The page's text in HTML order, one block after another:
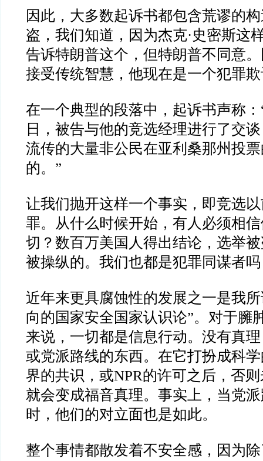
因此，大多数起诉书都包含荒谬的
盗，我们知道，因为杰克·史密斯这
告诉特朗普这个，但特朗普不同意
接受传统智慧，他现在是一个犯罪
在一个典型的段落中，起诉书声称：
日，被告与他的竞选经理进行了交
流传的大量非公民在亚利桑那州投
的。 ”
让我们抛开这样一个事实，即竞选
罪。从什么时候开始，有人必须相
切？数百万美国人得出结论，选举
被操纵的。我们也都是犯罪同谋者
近年来更具腐蚀性的发展之一是我
向的国家安全国家认识论”。对于臃
来说，一切都是信息行动。没有真
或党派路线的东西。在它打扮成科
界的共识，或NPR的许可之后，否
就会变成福音真理。事实上，当党
时，他们的对立面也是如此。
整个事情都散发着不安全感，因为